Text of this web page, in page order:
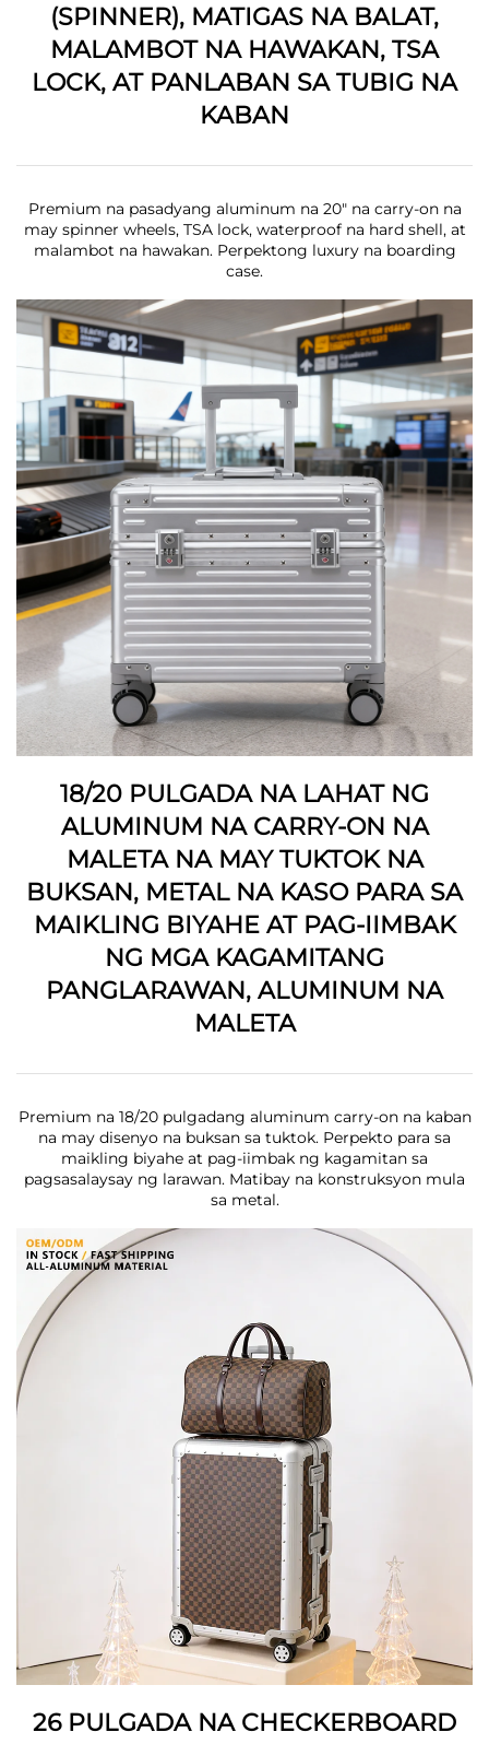
(SPINNER), MATIGAS NA BALAT,
MALAMBOT NA HAWAKAN, TSA
LOCK, AT PANLABAN SA TUBIG NA
KABAN
Premium na pasadyang aluminum na 20" na carry-on na
may spinner wheels, TSA lock, waterproof na hard shell, at
malambot na hawakan. Perpektong luxury na boarding
case.
18/20 PULGADA NA LAHAT NG
ALUMINUM NA CARRY-ON NA
MALETA NA MAY TUKTOK NA
BUKSAN, METAL NA KASO PARA SA
MAIKLING BIYAHE AT PAG-IIMBAK
NG MGA KAGAMITANG
PANGLARAWAN, ALUMINUM NA
MALETA
Premium na 18/20 pulgadang aluminum carry-on na kaban
na may disenyo na buksan sa tuktok. Perpekto para sa
maikling biyahe at pag-iimbak ng kagamitan sa
pagsasalaysay ng larawan. Matibay na konstruksyon mula
sa metal.
26 PULGADA NA CHECKERBOARD